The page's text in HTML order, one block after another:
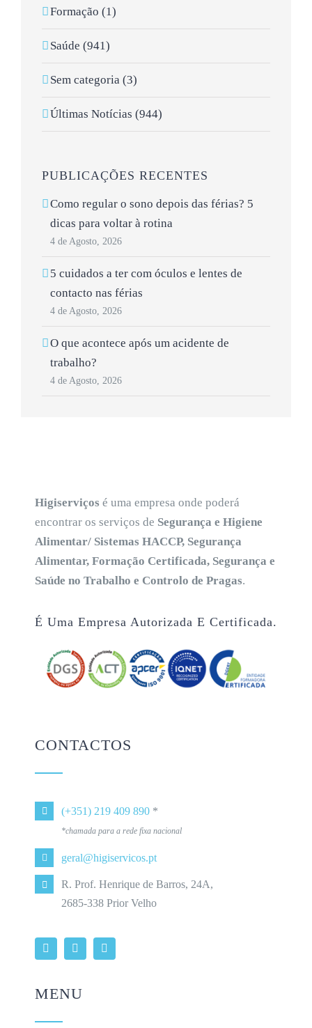
Formação (1)
Saúde (941)
Sem categoria (3)
Últimas Notícias (944)
PUBLICAÇÕES RECENTES
Como regular o sono depois das férias? 5
dicas para voltar à rotina
4 de Agosto, 2026
5 cuidados a ter com óculos e lentes de
contacto nas férias
4 de Agosto, 2026
O que acontece após um acidente de
trabalho?
4 de Agosto, 2026
Higiserviços é uma empresa onde poderá
encontrar os serviços de Segurança e Higiene
Alimentar/ Sistemas HACCP, Segurança
Alimentar, Formação Certificada, Segurança e
Saúde no Trabalho e Controlo de Pragas.
É Uma Empresa Autorizada E Certificada.
CONTACTOS
(+351) 219 409 890 *
*chamada para a rede fixa nacional
geral@higiservicos.pt
R. Prof. Henrique de Barros, 24A,
2685-338 Prior Velho
MENU